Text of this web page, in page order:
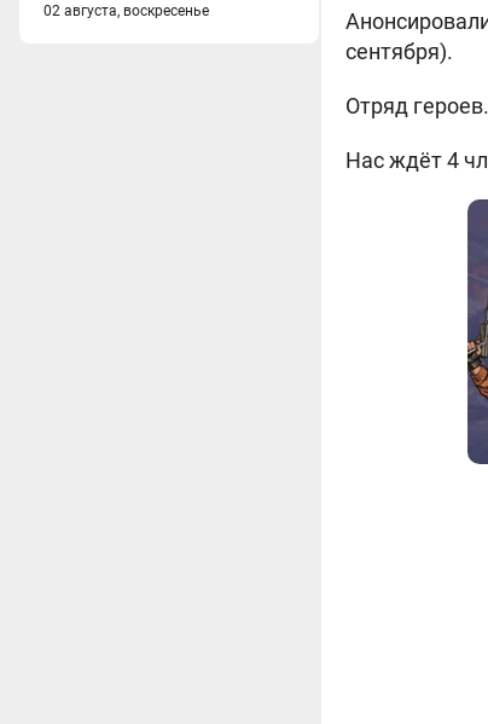
02 августа, воскресенье
сентября).
Отряд героев.
Нас ждёт 4